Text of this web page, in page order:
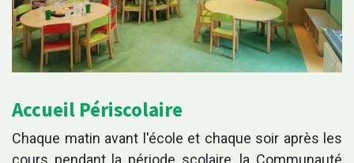
Accueil Périscolaire
Chaque matin avant l'école et chaque soir après les
cours pendant la période scolaire, la Communauté